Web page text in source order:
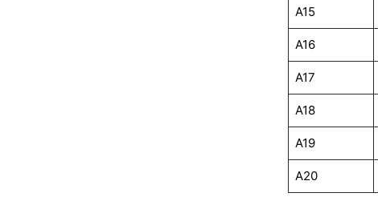
A15
A16
A17
A18
A19
A20